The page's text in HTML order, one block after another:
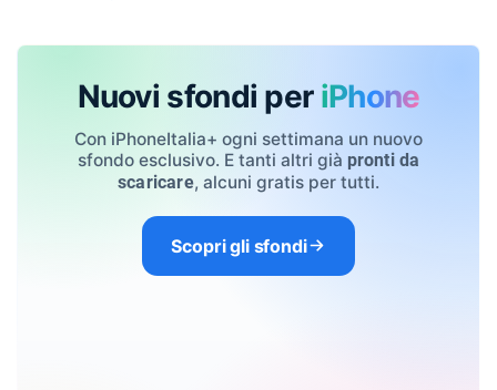
Nuovi sfondi per iPhone
Con iPhoneItalia+ ogni settimana un nuovo
sfondo esclusivo. E tanti altri già pronti da
scaricare, alcuni gratis per tutti.
Scopri gli sfondi